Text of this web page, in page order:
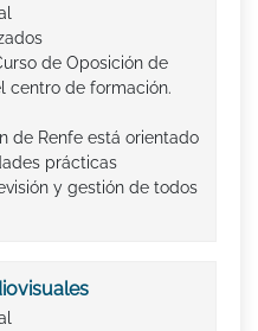
de Oposición de
centro de formación.
de Renfe está orientado
prácticas
y gestión de todos